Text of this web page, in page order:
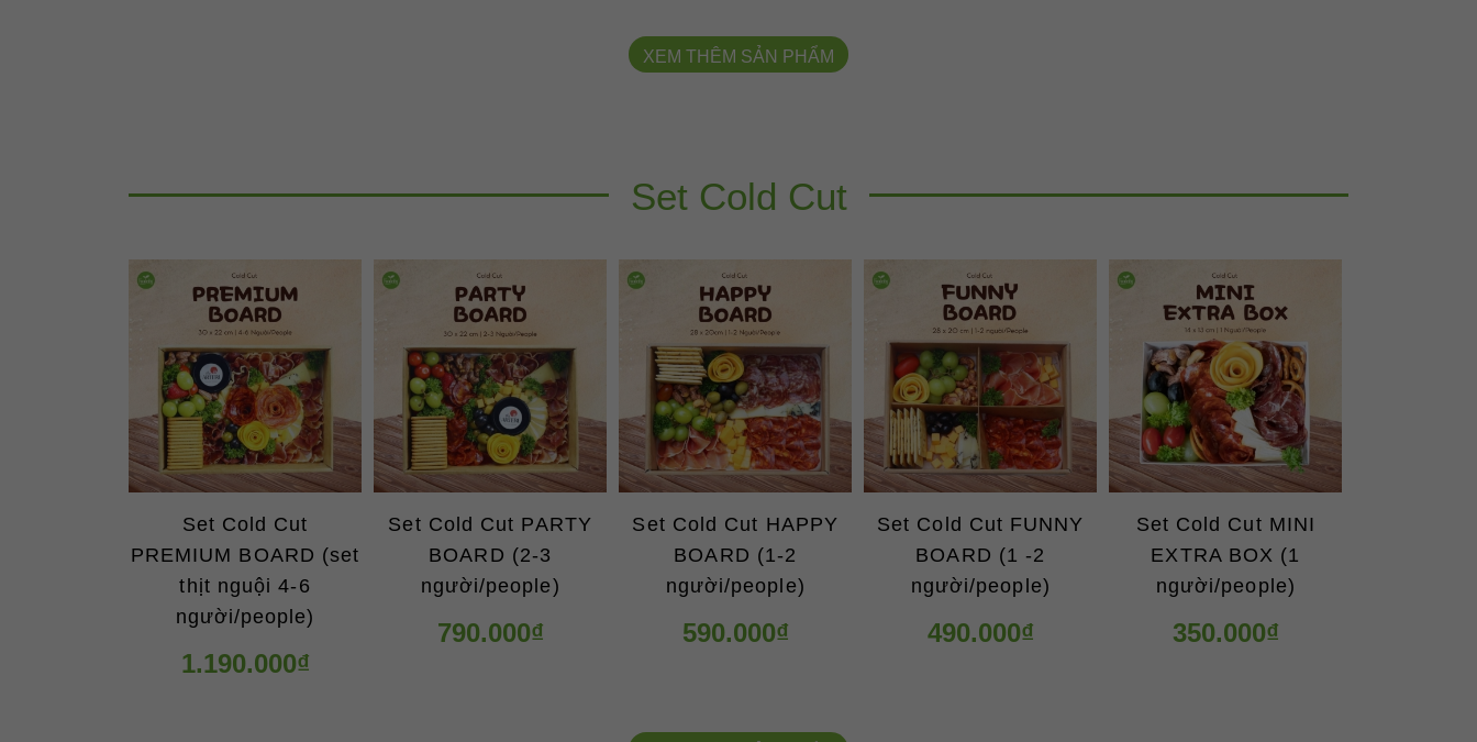
XEM THÊM SẢN PHẨM
Set Cold Cut
Set Cold Cut
PREMIUM BOARD (set
thịt nguội 4-6
người/people)
1.190.000₫
Set Cold Cut PARTY
BOARD (2-3
người/people)
790.000₫
Set Cold Cut HAPPY
BOARD (1-2
người/people)
590.000₫
Set Cold Cut FUNNY
BOARD (1 -2
người/people)
490.000₫
Set Cold Cut MINI
EXTRA BOX (1
người/people)
350.000₫